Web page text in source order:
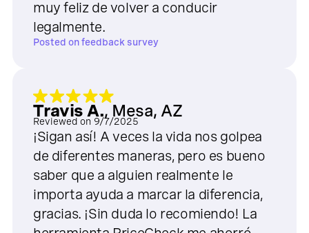
muy feliz de volver a conducir
legalmente.
Posted onfeedback survey
Travis A., Mesa, AZ
Reviewed on 9/7/2025
¡Sigan así! A veces la vida nos golpea
de diferentes maneras, pero es bueno
saber que a alguien realmente le
importa ayuda a marcar la diferencia,
gracias. ¡Sin duda lo recomiendo! La